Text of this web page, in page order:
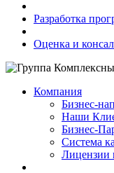
Разработка
Оценка и
Компания
Бизнес-
Наши
Бизнес-
Система
Лицензии